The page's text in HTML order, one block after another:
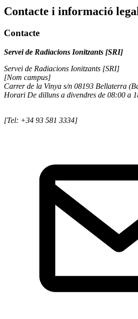
Contacte i informació
Contacte
Servei de Radiacions Ionitzants [SRI]
Servei de Radiacions Ionitzants [SRI]
[Nom campus]
Carrer de la Vinya s/n 08193 Bellaterra
Horari De dilluns a divendres de 08:00 a
[Tel: +34 93 581 3334]